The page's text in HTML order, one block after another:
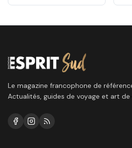
Le magazine francophone de
Actualités, guides de voyage et art de